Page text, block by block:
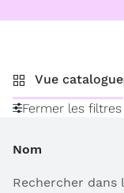
Vue catalogue
Fermer les filtres
Nom